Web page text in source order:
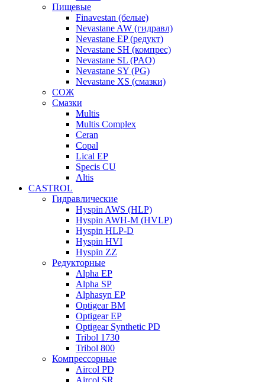
Пищевые
Finavestan (белые)
Nevastane AW (гидравл)
Nevastane EP (редукт)
Nevastane SH (компрес)
Nevastane SL (PAO)
Nevastane SY (PG)
Nevastane XS (смазки)
СОЖ
Смазки
Multis
Multis Complex
Ceran
Copal
Lical EP
Specis CU
Altis
CASTROL
Гидравлические
Hyspin AWS (HLP)
Hyspin AWH-M (HVLP)
Hyspin HLP-D
Hyspin HVI
Hyspin ZZ
Редукторные
Alpha EP
Alpha SP
Alphasyn EP
Optigear BM
Optigear EP
Optigear Synthetic PD
Tribol 1730
Tribol 800
Компрессорные
Aircol PD
Aircol SR